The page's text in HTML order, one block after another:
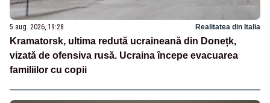
5 aug. 2026, 19:28 Realitatea din Italia
Kramatorsk, ultima redută ucraineană din Donețk,
vizată de ofensiva rusă. Ucraina începe evacuarea
familiilor cu copii